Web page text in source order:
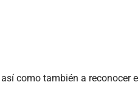
como también a reconocer